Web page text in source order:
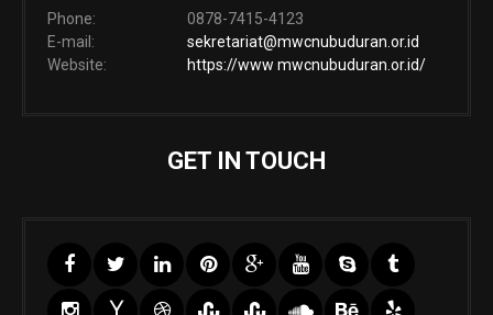
Phone:
0878-7415-4123
E-mail:
sekretariat@mwcnubuduran.or.id
Website:
https://www mwcnubuduran.or.id/
GET IN TOUCH